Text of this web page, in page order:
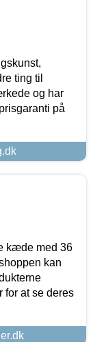
ting til
og har
på
kæde med 36
kan
for at se deres